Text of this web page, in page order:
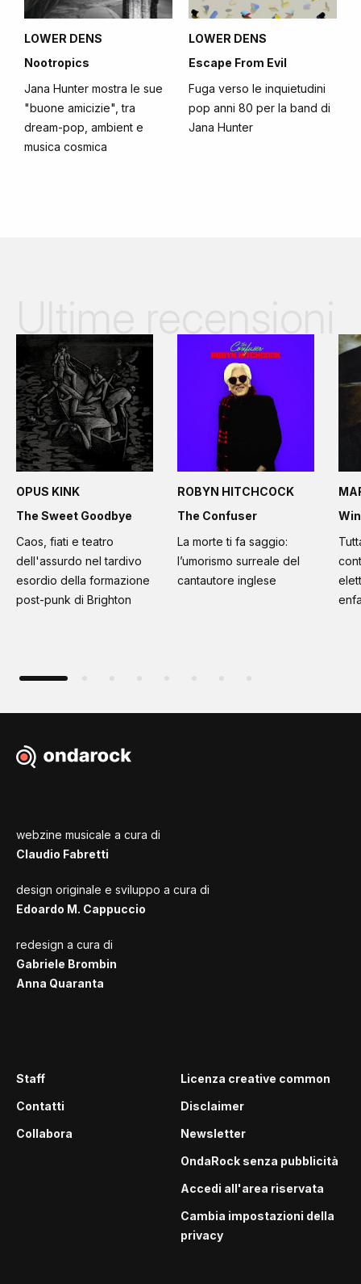
LOWER DENS
Nootropics
Jana Hunter mostra le sue
"buone amicizie", tra
dream-pop, ambient e
musica cosmica
LOWER DENS
Escape From Evil
Fuga verso le inquietudini
pop anni 80 per la band di
Jana Hunter
OPUS KINK
The Sweet Goodbye
Caos, fiati e teatro
dell'assurdo nel tardivo
esordio della formazione
post-punk di Brighton
ROBYN HITCHCOCK
The Confuser
La morte ti fa saggio:
l’umorismo surreale del
cantautore inglese
webzine musicale a cura di
Claudio Fabretti
design originale e sviluppo a cura di
Edoardo M. Cappuccio
redesign a cura di
Gabriele Brombin
Anna Quaranta
Staff
Contatti
Collabora
Licenza creative common
Disclaimer
Newsletter
OndaRock senza pubblicità
Accedi all'area riservata
Cambia impostazioni della
privacy